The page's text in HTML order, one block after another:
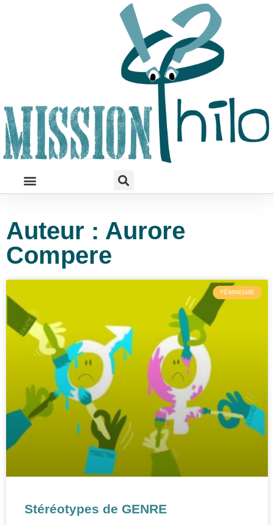
Auteur : Aurore
Compere
FÉMINISME
Stéréotypes de GENRE